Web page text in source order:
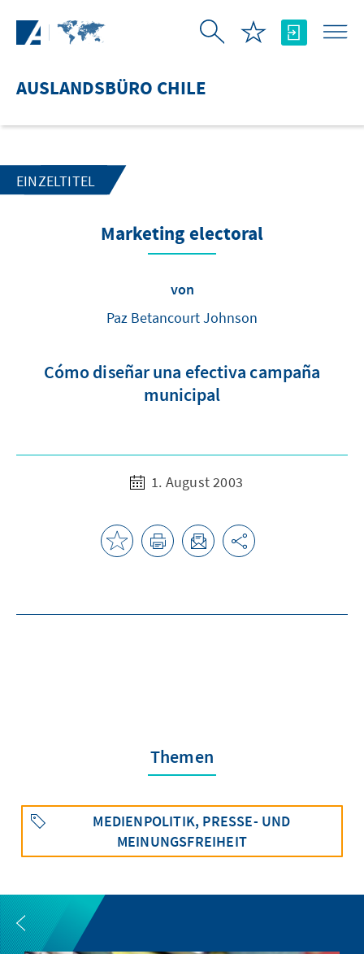
AUSLANDSBÜRO CHILE
EINZELTITEL
Marketing electoral
von
Paz Betancourt Johnson
Cómo diseñar una efectiva campaña
municipal
1. August 2003
Themen
MEDIENPOLITIK, PRESSE- UND
MEINUNGSFREIHEIT